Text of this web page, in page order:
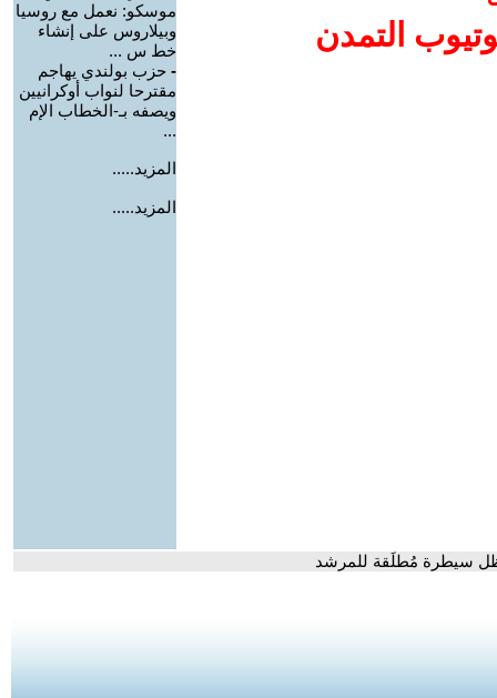
التمدن
موسكو: نعمل مع روسيا
وبيلاروس على إنشاء
خط س ...
- حزب بولندي يهاجم
مقترحا لنواب أوكرانيين
ويصفه بـ-الخطاب الإم
...
المزيد.....
المزيد.....
ظل سيطرة مُطلَقة للمرشد